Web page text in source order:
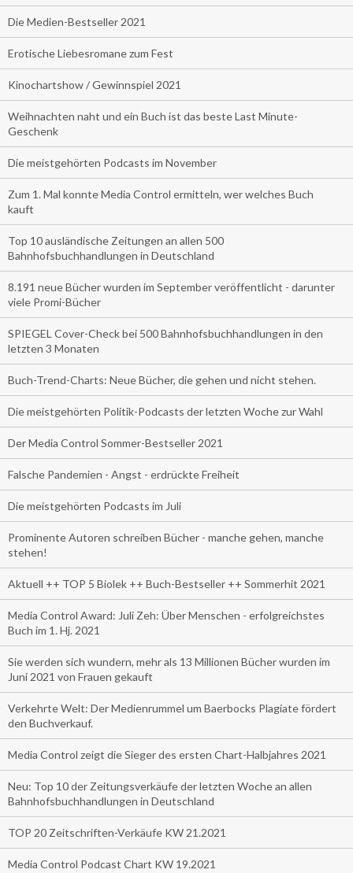
Die Medien-Bestseller 2021
Erotische Liebesromane zum Fest
Kinochartshow / Gewinnspiel 2021
Weihnachten naht und ein Buch ist das beste Last Minute-
Geschenk
Die meistgehörten Podcasts im November
Zum 1. Mal konnte Media Control ermitteln, wer welches Buch
kauft
Top 10 ausländische Zeitungen an allen 500
Bahnhofsbuchhandlungen in Deutschland
8.191 neue Bücher wurden im September veröffentlicht - darunter
viele Promi-Bücher
SPIEGEL Cover-Check bei 500 Bahnhofsbuchhandlungen in den
letzten 3 Monaten
Buch-Trend-Charts: Neue Bücher, die gehen und nicht stehen.
Die meistgehörten Politik-Podcasts der letzten Woche zur Wahl
Der Media Control Sommer-Bestseller 2021
Falsche Pandemien - Angst - erdrückte Freiheit
Die meistgehörten Podcasts im Juli
Prominente Autoren schreiben Bücher - manche gehen, manche
stehen!
Aktuell ++ TOP 5 Biolek ++ Buch-Bestseller ++ Sommerhit 2021
Media Control Award: Juli Zeh: Über Menschen - erfolgreichstes
Buch im 1. Hj. 2021
Sie werden sich wundern, mehr als 13 Millionen Bücher wurden im
Juni 2021 von Frauen gekauft
Verkehrte Welt: Der Medienrummel um Baerbocks Plagiate fördert
den Buchverkauf.
Media Control zeigt die Sieger des ersten Chart-Halbjahres 2021
Neu: Top 10 der Zeitungsverkäufe der letzten Woche an allen
Bahnhofsbuchhandlungen in Deutschland
TOP 20 Zeitschriften-Verkäufe KW 21.2021
Media Control Podcast Chart KW 19.2021